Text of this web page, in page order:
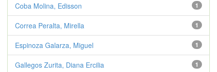
1
Coba Molina, Edisson
1
Correa Peralta, Mirella
1
Espinoza Galarza, Miguel
1
Gallegos Zurita, Diana Ercilia